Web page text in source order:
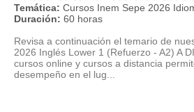
Temática: Cursos Inem Sepe 2026
Duración: 60 horas
Revisa a continuación el temario de
2026 Inglés Lower 1 (Refuerzo - A2) A
cursos online y cursos a distancia
desempeño en el lug...